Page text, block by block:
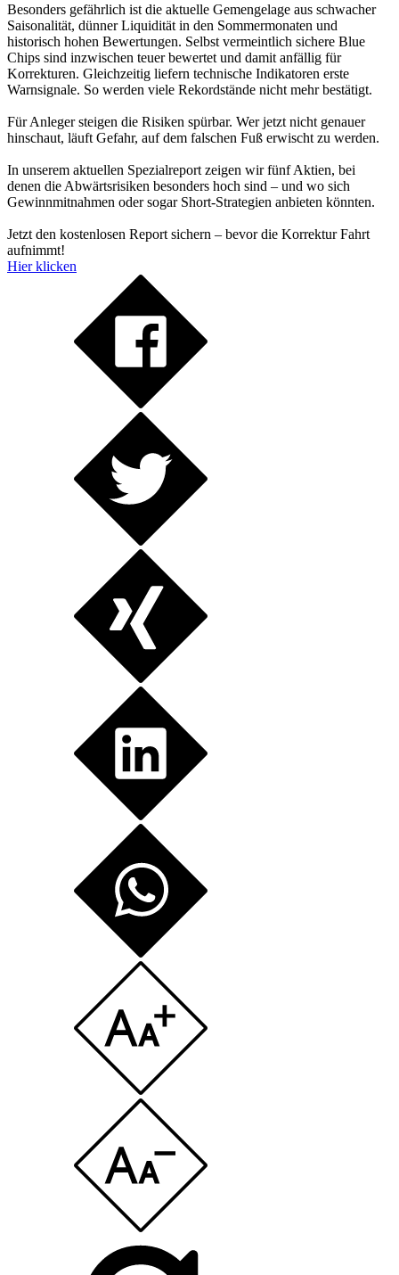
Besonders gefährlich ist die aktuelle Gemengelage aus schwacher
Saisonalität, dünner Liquidität in den Sommermonaten und
historisch hohen Bewertungen. Selbst vermeintlich sichere Blue
Chips sind inzwischen teuer bewertet und damit anfällig für
Korrekturen. Gleichzeitig liefern technische Indikatoren erste
Warnsignale. So werden viele Rekordstände nicht mehr bestätigt.
Für Anleger steigen die Risiken spürbar. Wer jetzt nicht genauer
hinschaut, läuft Gefahr, auf dem falschen Fuß erwischt zu werden.
In unserem aktuellen Spezialreport zeigen wir fünf Aktien, bei
denen die Abwärtsrisiken besonders hoch sind – und wo sich
Gewinnmitnahmen oder sogar Short-Strategien anbieten könnten.
Jetzt den kostenlosen Report sichern – bevor die Korrektur Fahrt
aufnimmt!
Hier klicken